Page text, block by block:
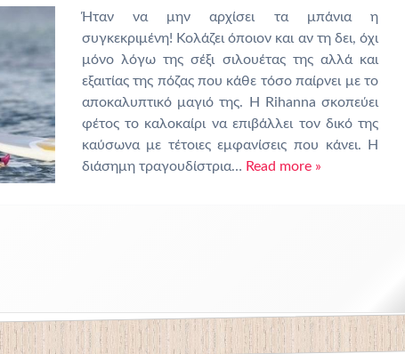
Ήταν να μην αρχίσει τα μπάνια η
συγκεκριμένη! Κολάζει όποιον και αν τη δει, όχι
μόνο λόγω της σέξι σιλουέτας της αλλά και
εξαιτίας της πόζας που κάθε τόσο παίρνει με το
αποκαλυπτικό μαγιό της. Η Rihanna σκοπεύει
φέτος το καλοκαίρι να επιβάλλει τον δικό της
καύσωνα με τέτοιες εμφανίσεις που κάνει. Η
διάσημη τραγουδίστρια… Read more »